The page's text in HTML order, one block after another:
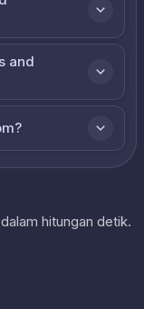
and
hitungan detik.